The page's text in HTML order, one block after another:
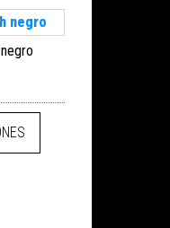
opciones se pueden
Este producto tiene